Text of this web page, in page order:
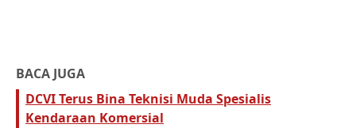
BACA JUGA
DCVI Terus Bina Teknisi Muda Spesialis
Kendaraan Komersial